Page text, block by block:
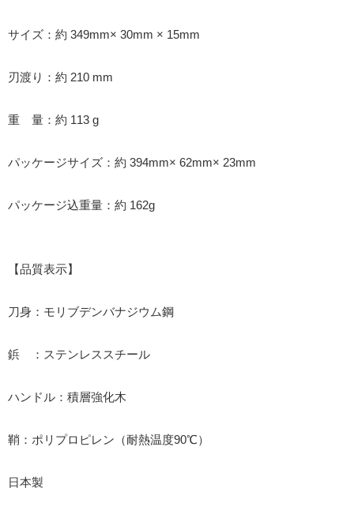
サイズ：約 349mm× 30mm × 15mm
刃渡り：約 210 mm
重 量：約 113 g
パッケージサイズ：約 394mm× 62mm× 23mm
パッケージ込重量：約 162g
【品質表示】
刀身：モリブデンバナジウム鋼
鋲 ：ステンレススチール
ハンドル：積層強化木
鞘：ポリプロピレン（耐熱温度90℃）
日本製